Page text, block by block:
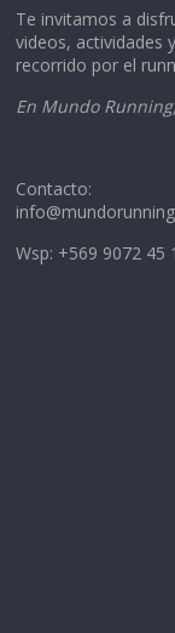
Te invitamos a
videos, actividades
recorrido por el
En Mundo
Contacto:
Wsp: +569 9072 45